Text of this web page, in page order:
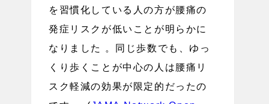
を習慣化している人の方が腰痛の
発症リスクが低いことが明らかに
なりました 。同じ歩数でも、ゆっ
くり歩くことが中心の人は腰痛リ
スク軽減の効果が限定的だったの